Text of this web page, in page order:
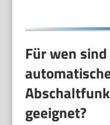
Für wen
geeignet?